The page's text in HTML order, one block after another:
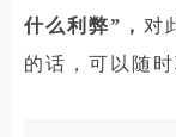
什么利弊”， 对
的话，可以随